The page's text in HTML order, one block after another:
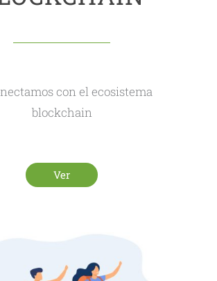
con el ecosistema
blockchain
Ver